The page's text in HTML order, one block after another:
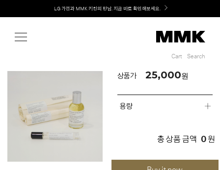
Welcome! 신규 회원가입 시 MMK Shop Coupon (총 60만원) 지급
LG 가전과 MMK 키친의 만남. 지금 바로 확인해보세요.
Cart Search
상품가 25,000원
용량
총 상품 금액 0 원